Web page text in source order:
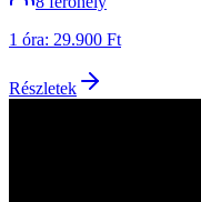
1 óra: 29.900 Ft
Részletek